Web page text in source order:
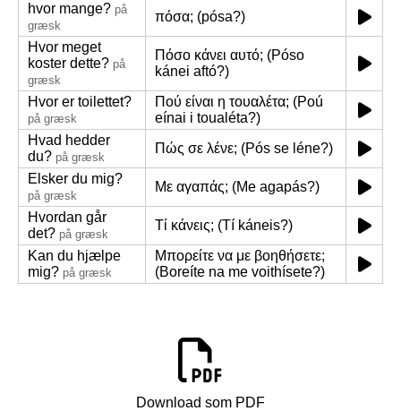
hvor mange? på
græsk
πόσα; (pósa?)
Hvor meget
koster dette? på
græsk
Πόσο κάνει αυτό; (Póso
kánei aftó?)
Hvor er toilettet?
på græsk
Πού είναι η τουαλέτα; (Poú
eínai i toualéta?)
Hvad hedder
du? på græsk
Πώς σε λένε; (Pós se léne?)
Elsker du mig?
på græsk
Με αγαπάς; (Me agapás?)
Hvordan går
det? på græsk
Τί κάνεις; (Tí káneis?)
Kan du hjælpe
mig? på græsk
Μπορείτε να με βοηθήσετε;
(Boreíte na me voithísete?)
Download som PDF